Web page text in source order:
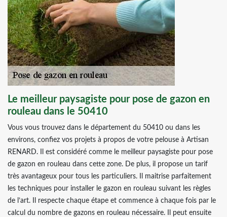
Le meilleur paysagiste pour pose de gazon en
rouleau dans le 50410
Vous vous trouvez dans le département du 50410 ou dans les
environs, confiez vos projets à propos de votre pelouse à Artisan
RENARD. Il est considéré comme le meilleur paysagiste pour pose
de gazon en rouleau dans cette zone. De plus, il propose un tarif
très avantageux pour tous les particuliers. Il maitrise parfaitement
les techniques pour installer le gazon en rouleau suivant les règles
de l’art. Il respecte chaque étape et commence à chaque fois par le
calcul du nombre de gazons en rouleau nécessaire. Il peut ensuite